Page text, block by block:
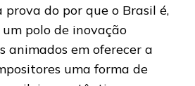
prova do por que o Brasil é,
polo de inovação
animados em oferecer a
uma forma de